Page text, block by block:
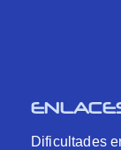
Dificultades